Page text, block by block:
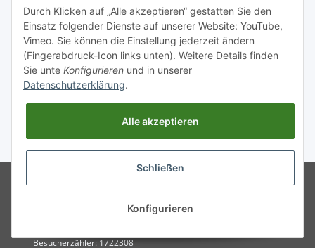
Zahlungsarten
BAR | ÜBERWEISUNG | PAYPAL
Versandpartner
DHL | GLS | DPD | HERMES | POST
* Alle Preise inkl. gesetzlicher USt., zzgl. Versand
. Bei Versand außerhalb
Zubehör für ✓Motorsäge
Besucherzähler: 1722308
Durch Klicken auf „Alle akzeptieren“ gestatten Sie den
Einsatz folgender Dienste auf unserer Website: YouTube,
Vimeo. Sie können die Einstellung jederzeit ändern
(Fingerabdruck-Icon links unten). Weitere Details finden
Sie unte Konfigurieren und in unserer
Datenschutzerklärung.
Alle akzeptieren
Schließen
Konfigurieren